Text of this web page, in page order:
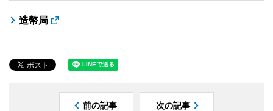
造幣局
前の記事 次の記事